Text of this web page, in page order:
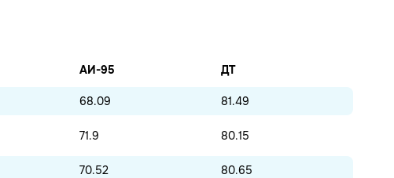
АИ-95 ДТ
68.09 81.49
71.9 80.15
70.52 80.65